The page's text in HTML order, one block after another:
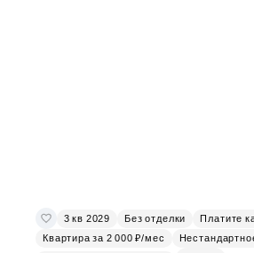
3 кв 2029 Без отделки
Платите
Квартира за 2 000 ₽/мес